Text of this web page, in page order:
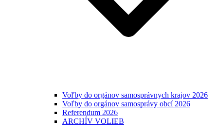
Voľby do orgánov samosprávnych krajov 2026
Voľby do orgánov samosprávy obcí 2026
Referendum 2026
ARCHÍV VOLIEB